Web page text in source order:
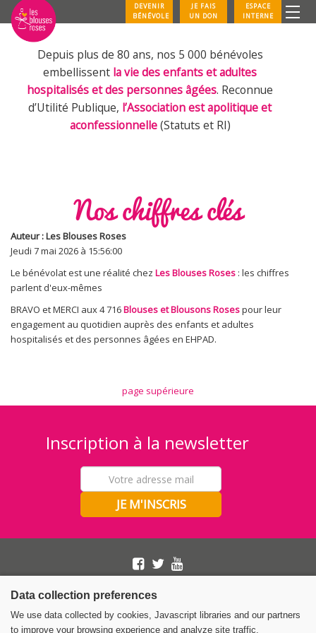
DEVENIR
BÉNÉVOLE
JE FAIS
UN DON
ESPACE
INTERNE
Depuis plus de 80 ans, nos 5 000 bénévoles
embellissent la vie des enfants et adultes
hospitalisés et des personnes âgées. Reconnue
d’Utilité Publique, l’Association est apolitique et
aconfessionnelle(Statuts et RI)
Nos chiffres clés
Auteur : Les Blouses Roses
Jeudi 7 mai 2026 à 15:56:00
Le bénévolat est une réalité chez Les Blouses Roses : les chiffres
parlent d'eux-mêmes
BRAVO et MERCI aux 4 716Blouses et Blousons Rosespour leur
engagement au quotidien auprès des enfants et adultes
hospitalisés et des personnes âgées en EHPAD.
page supérieure
Inscription à la newsletter
Les Blouses Roses
5 rue Barye 75017 PARIS
01 46 22 82 32
Data collection preferences
We use data collected by cookies, Javascript libraries and our partners
to improve your browsing experience and analyze site traffic.